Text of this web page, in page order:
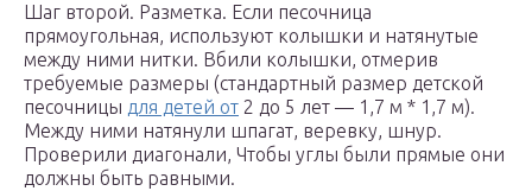
Шаг второй. Разметка. Если песочница
прямоугольная, используют колышки и натянутые
между ними нитки. Вбили колышки, отмерив
требуемые размеры (стандартный размер детской
песочницы для детей от 2 до 5 лет — 1,7 м * 1,7 м).
Между ними натянули шпагат, веревку, шнур.
Проверили диагонали, Чтобы углы были прямые они
должны быть равными.